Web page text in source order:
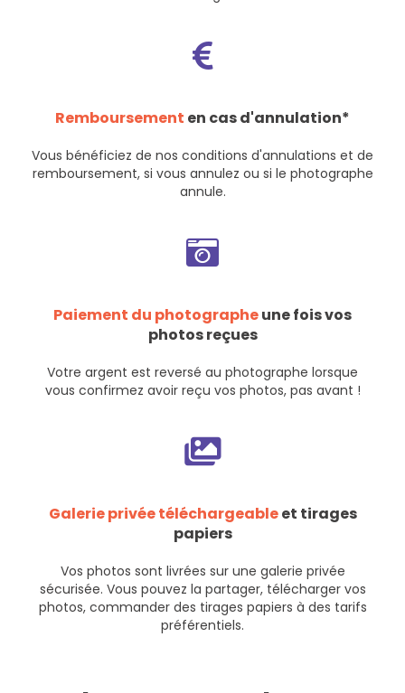
Remboursement en cas d'annulation*
Vous bénéficiez de nos conditions d'annulations et de
remboursement, si vous annulez ou si le photographe
annule.
Paiement du photographeune fois vos
photos reçues
Votre argent est reversé au photographe lorsque
vous confirmez avoir reçu vos photos, pas avant !
Galerie privée téléchargeableet tirages
papiers
Vos photos sont livrées sur une galerie privée
sécurisée. Vous pouvez la partager, télécharger vos
photos, commander des tirages papiers à des tarifs
préférentiels.